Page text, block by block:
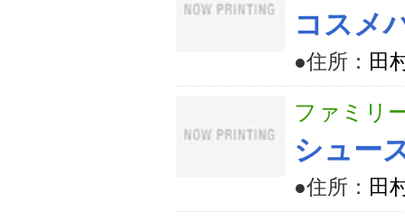
コスメ
●住所： 田
ファミリ
シュー
●住所： 田